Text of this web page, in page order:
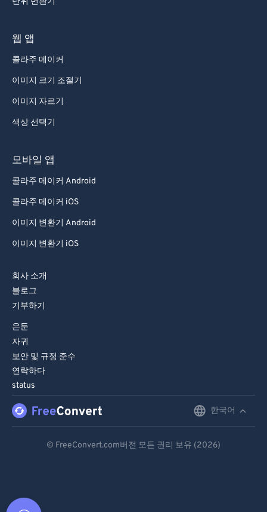
웹 앱
콜라주 메이커
이미지 크기 조절기
이미지 자르기
색상 선택기
모바일 앱
콜라주 메이커 Android
콜라주 메이커 iOS
이미지 변환기 Android
이미지 변환기 iOS
회사 소개
블로그
기부하기
은둔
자귀
보안 및 규정 준수
연락하다
status
한국어
© FreeConvert.com버전 모든 권리 보유 (2026)